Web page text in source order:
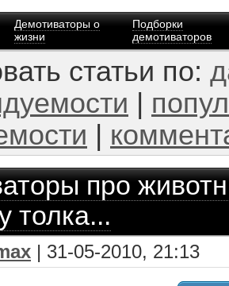
Демотиваторы о
жизни
Подборки
демотиваторов
статьи по:
про
толка...
| 31-05-2010, 21:13